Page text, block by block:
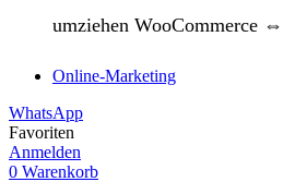
umziehen WooCommerce
Online-Marketing
WhatsApp
Favoriten
Anmelden
0 Warenkorb